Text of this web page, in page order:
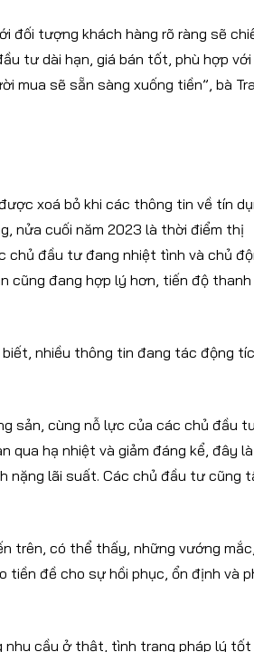
đối tượng khách hàng rõ ràng sẽ
tư dài hạn, giá bán tốt, phù hợp với
mua sẽ sẵn sàng xuống tiền”, bà
xoá bỏ khi các thông tin về tín
nửa cuối năm 2023 là thời điểm thị
chủ đầu tư đang nhiệt tình và chủ
cũng đang hợp lý hơn, tiến độ thanh
biết, nhiều thông tin đang tác động
sản, cùng nỗ lực của các chủ đầu
hạ nhiệt và giảm đáng kể, đây là
nặng lãi suất. Các chủ đầu tư cũng
trên, có thể thấy, những vướng
đề cho sự hồi phục, ổn định và
nhu cầu ở thật, tình trạng pháp lý